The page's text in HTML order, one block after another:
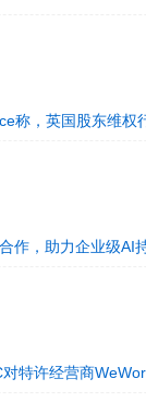
称，英国股东维权
作，助力企业级AI
特许经营商